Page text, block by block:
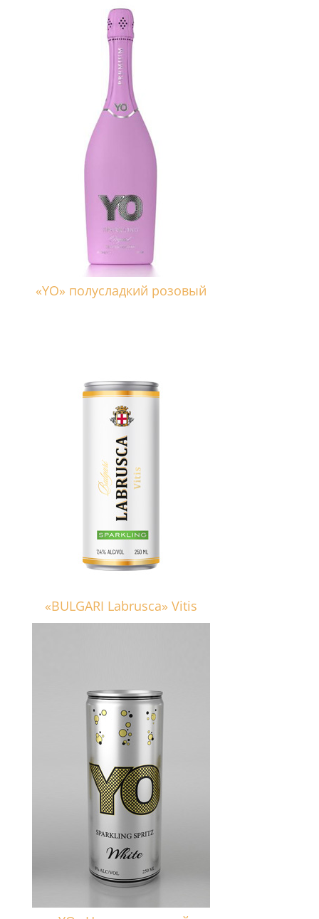
«YO» полусладкий розовый
«BULGARI Labrusca» Vitis